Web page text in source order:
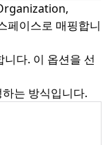
이스로 매핑합니
다. 이 옵션을 선
는 방식입니다.